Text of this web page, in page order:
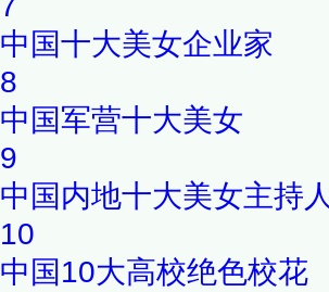
中国十大美女企业家
8
中国军营十大美女
9
中国内地十大美女主持人
10
中国10大高校绝色校花